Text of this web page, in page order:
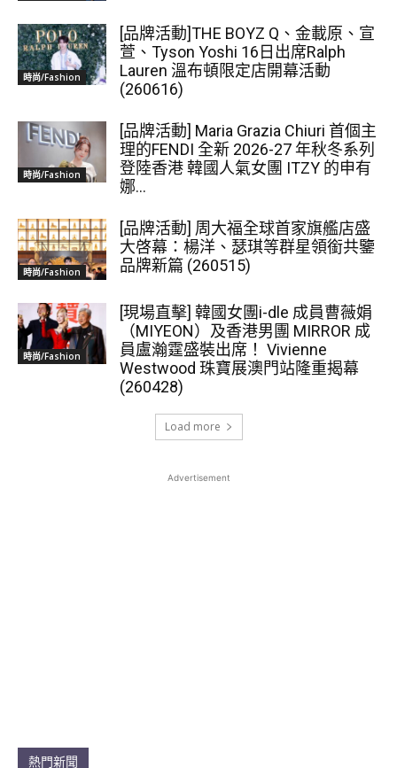
時尚/Fashion
[品牌活動]THE BOYZ Q、金載原、宣
萱、Tyson Yoshi 16日出席Ralph
Lauren 溫布頓限定店開幕活動
(260616)
時尚/Fashion
[品牌活動] Maria Grazia Chiuri 首個主
理的FENDI 全新 2026-27 年秋冬系列
登陸香港 韓國人氣女團 ITZY 的申有
娜...
時尚/Fashion
[品牌活動] 周大福全球首家旗艦店盛
大啓幕：楊洋、瑟琪等群星領銜共鑒
品牌新篇 (260515)
時尚/Fashion
[現場直擊] 韓國女團i-dle 成員曹薇娟
（MIYEON）及香港男團 MIRROR 成
員盧瀚霆盛裝出席！ Vivienne
Westwood 珠寶展澳門站隆重揭幕
(260428)
Load more
Advertisement
熱門新聞